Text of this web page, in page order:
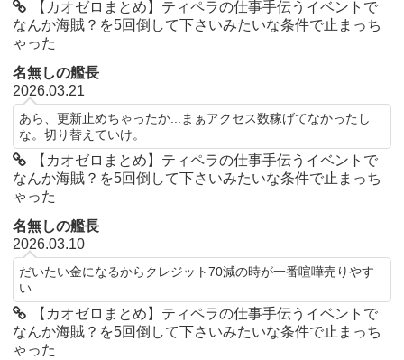
【カオゼロまとめ】ティペラの仕事手伝うイベントで
なんか海賊？を5回倒して下さいみたいな条件で止まっち
ゃった
名無しの艦長
2026.03.21
あら、更新止めちゃったか...まぁアクセス数稼げてなかったし
な。切り替えていけ。
【カオゼロまとめ】ティペラの仕事手伝うイベントで
なんか海賊？を5回倒して下さいみたいな条件で止まっち
ゃった
名無しの艦長
2026.03.10
だいたい金になるからクレジット70減の時が一番喧嘩売りやす
い
【カオゼロまとめ】ティペラの仕事手伝うイベントで
なんか海賊？を5回倒して下さいみたいな条件で止まっち
ゃった